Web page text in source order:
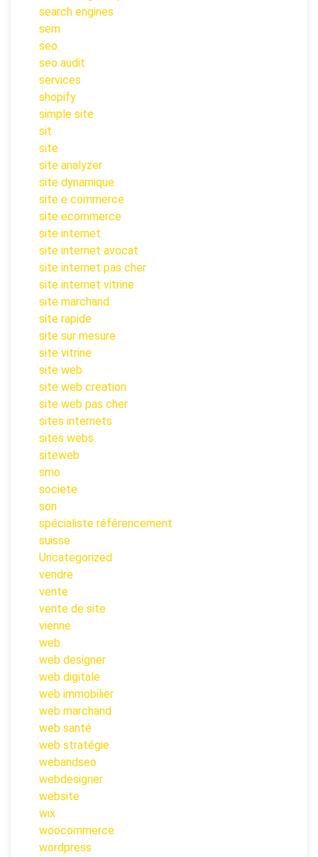
search engines
sem
seo
seo audit
services
shopify
simple site
sit
site
site analyzer
site dynamique
site e commerce
site ecommerce
site internet
site internet avocat
site internet pas cher
site internet vitrine
site marchand
site rapide
site sur mesure
site vitrine
site web
site web creation
site web pas cher
sites internets
sites webs
siteweb
smo
societe
son
spécialiste référencement
suisse
Uncategorized
vendre
vente
vente de site
vienne
web
web designer
web digitale
web immobilier
web marchand
web santé
web stratégie
webandseo
webdesigner
website
wix
woocommerce
wordpress